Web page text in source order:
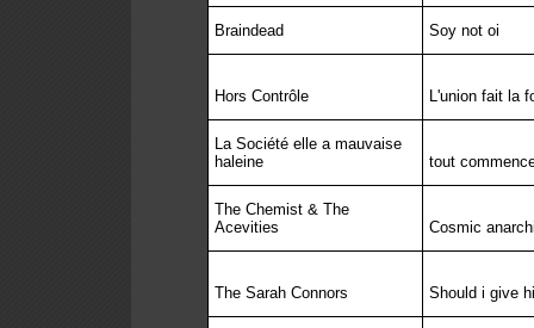
Braindead Soy not oi
Hors Contrôle L'union fait la
La Société elle a mauvaise
haleine
tout
The Chemist & The
Acevities
Cosmic
The Sarah Connors Should i give